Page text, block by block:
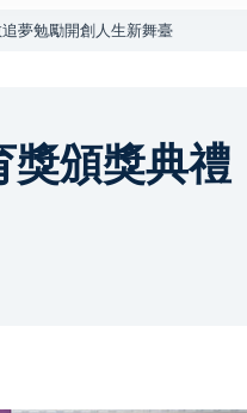
夢勉勵開創人生新舞臺
獎頒獎典